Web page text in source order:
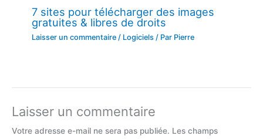
7 sites pour télécharger des images
gratuites & libres de droits
Laisser un commentaire / Logiciels / Par Pierre
Laisser un commentaire
Votre adresse e-mail ne sera pas publiée. Les champs